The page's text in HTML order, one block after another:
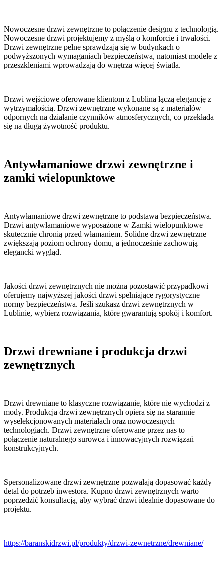
Nowoczesne drzwi zewnętrzne to połączenie designu z technologią.
Nowoczesne drzwi projektujemy z myślą o komforcie i trwałości.
Drzwi zewnętrzne pełne sprawdzają się w budynkach o
podwyższonych wymaganiach bezpieczeństwa, natomiast modele z
przeszkleniami wprowadzają do wnętrza więcej światła.
Drzwi wejściowe oferowane klientom z Lublina łączą elegancję z
wytrzymałością. Drzwi zewnętrzne wykonane są z materiałów
odpornych na działanie czynników atmosferycznych, co przekłada
się na długą żywotność produktu.
Antywłamaniowe drzwi zewnętrzne i
zamki wielopunktowe
Antywłamaniowe drzwi zewnętrzne to podstawa bezpieczeństwa.
Drzwi antywłamaniowe wyposażone w Zamki wielopunktowe
skutecznie chronią przed włamaniem. Solidne drzwi zewnętrzne
zwiększają poziom ochrony domu, a jednocześnie zachowują
elegancki wygląd.
Jakości drzwi zewnętrznych nie można pozostawić przypadkowi –
oferujemy najwyższej jakości drzwi spełniające rygorystyczne
normy bezpieczeństwa. Jeśli szukasz drzwi zewnętrznych w
Lublinie, wybierz rozwiązania, które gwarantują spokój i komfort.
Drzwi drewniane i produkcja drzwi
zewnętrznych
Drzwi drewniane to klasyczne rozwiązanie, które nie wychodzi z
mody. Produkcja drzwi zewnętrznych opiera się na starannie
wyselekcjonowanych materiałach oraz nowoczesnych
technologiach. Drzwi zewnętrzne oferowane przez nas to
połączenie naturalnego surowca i innowacyjnych rozwiązań
konstrukcyjnych.
Spersonalizowane drzwi zewnętrzne pozwalają dopasować każdy
detal do potrzeb inwestora. Kupno drzwi zewnętrznych warto
poprzedzić konsultacją, aby wybrać drzwi idealnie dopasowane do
projektu.
https://baranskidrzwi.pl/produkty/drzwi-zewnetrzne/drewniane/